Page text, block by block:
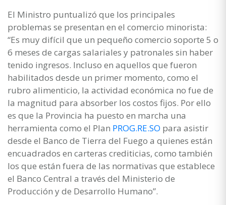
El Ministro puntualizó que los principales
problemas se presentan en el comercio minorista:
“Es muy difícil que un pequeño comercio soporte 5 o
6 meses de cargas salariales y patronales sin haber
tenido ingresos. Incluso en aquellos que fueron
habilitados desde un primer momento, como el
rubro alimenticio, la actividad económica no fue de
la magnitud para absorber los costos fijos. Por ello
es que la Provincia ha puesto en marcha una
herramienta como el Plan PROG.RE.SO para asistir
desde el Banco de Tierra del Fuego a quienes están
encuadrados en carteras crediticias, como también
los que están fuera de las normativas que establece
el Banco Central a través del Ministerio de
Producción y de Desarrollo Humano”.